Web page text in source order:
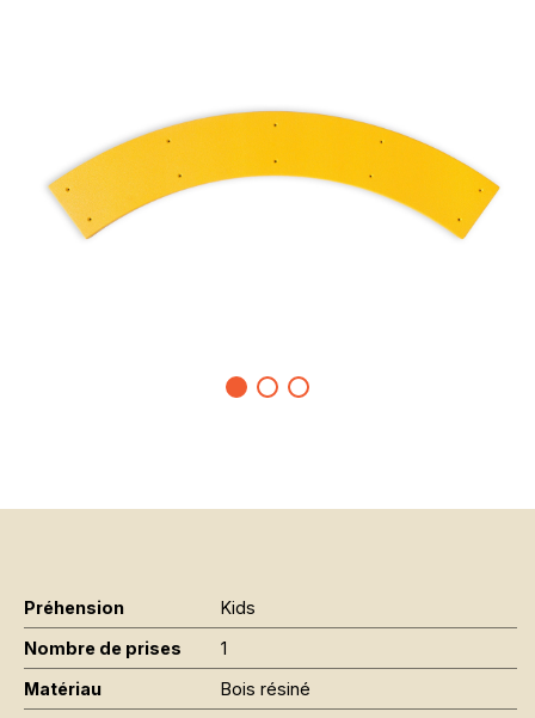
Préhension
Kids
Nombre de prises
1
Matériau
Bois résiné